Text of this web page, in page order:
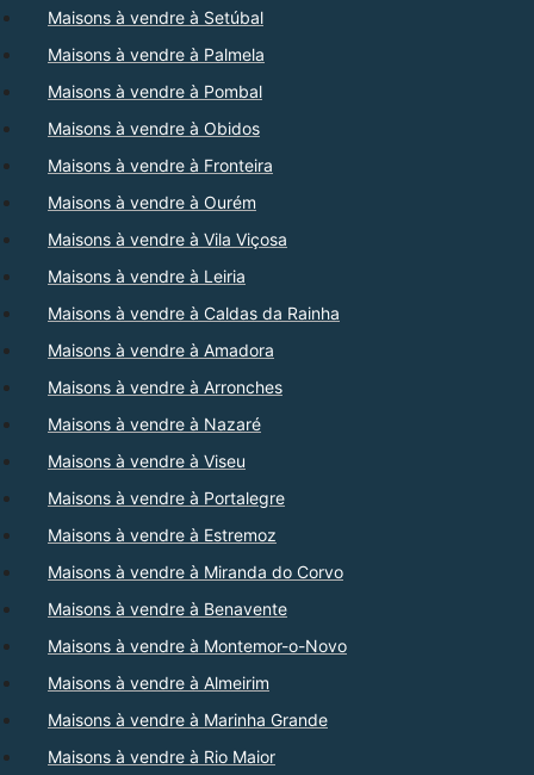
Maisons à vendre à Setúbal
Maisons à vendre à Palmela
Maisons à vendre à Pombal
Maisons à vendre à Obidos
Maisons à vendre à Fronteira
Maisons à vendre à Ourém
Maisons à vendre à Vila Viçosa
Maisons à vendre à Leiria
Maisons à vendre à Caldas da Rainha
Maisons à vendre à Amadora
Maisons à vendre à Arronches
Maisons à vendre à Nazaré
Maisons à vendre à Viseu
Maisons à vendre à Portalegre
Maisons à vendre à Estremoz
Maisons à vendre à Miranda do Corvo
Maisons à vendre à Benavente
Maisons à vendre à Montemor-o-Novo
Maisons à vendre à Almeirim
Maisons à vendre à Marinha Grande
Maisons à vendre à Rio Maior